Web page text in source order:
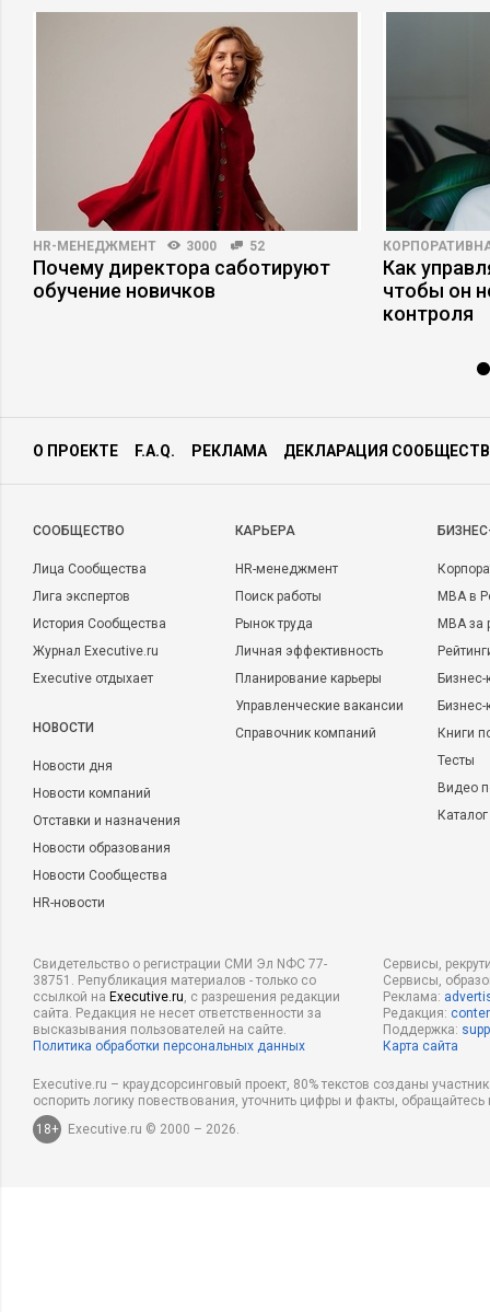
HR-МЕНЕДЖМЕНТ 3000 52
Почему директора саботируют
обучение новичков
Как
чтобы он
контроля
О ПРОЕКТЕ F.A.Q. РЕКЛАМА ДЕКЛАРАЦИЯ
CООБЩЕСТВО
Лица Сообщества
Лига экспертов
История Сообщества
Журнал Executive.ru
Executive отдыхает
НОВОСТИ
Новости дня
Новости компаний
Отставки и назначения
Новости образования
Новости Сообщества
HR-новости
КАРЬЕРА
HR-менеджмент
Поиск работы
Рынок труда
Личная эффективность
Планирование карьеры
Управленческие вакансии
Справочник компаний
MBA в
MBA
Бизнес-
Книги
Тесты
Видео
Свидетельство о регистрации СМИ Эл NФС 77-
38751. Републикация материалов - только со
ссылкой на Executive.ru, с разрешения редакции
сайта. Редакция не несет ответственности за
высказывания пользователей на сайте.
Политика обработки персональных данных
Сервисы,
Сервисы,
Реклама:
Редакция:
Поддержка:
Карта сайта
Executive.ru – краудсорсинговый проект, 80% текстов созданы
оспорить логику повествования, уточнить цифры и факты,
18+
Executive.ru © 2000 – 2026.